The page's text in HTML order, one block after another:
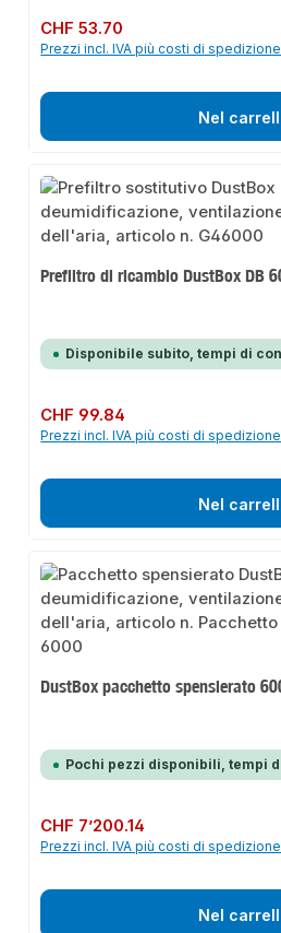
Prezzo normale:
CHF 53.70
Prezzi incl. IVA più costi di spedizione
Nel
Prefiltro di ricambio DustBox DB
Disponibile subito, tempi di
Prezzo normale:
CHF 99.84
Prezzi incl. IVA più costi di spedizione
Nel
DustBox pacchetto spensierato
Pochi pezzi disponibili, tempi
Prezzo normale:
CHF 7’200.14
Prezzi incl. IVA più costi di spedizione
Nel